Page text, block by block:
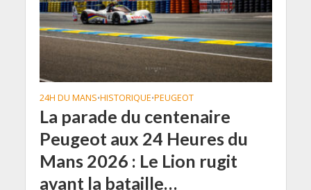
24H DU MANS•HISTORIQUE•PEUGEOT
La parade du centenaire
Peugeot aux 24 Heures du
Mans 2026 : Le Lion rugit
avant la bataille…